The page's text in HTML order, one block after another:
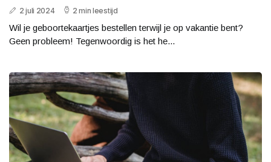
2 juli 2024 2 min leestijd
Wil je geboortekaartjes bestellen terwijl je op vakantie bent?
Geen probleem! Tegenwoordig is het he...